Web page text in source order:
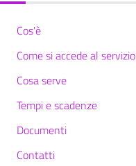
Cos'è
Come si accede al servizio
Cosa serve
Tempi e scadenze
Documenti
Contatti